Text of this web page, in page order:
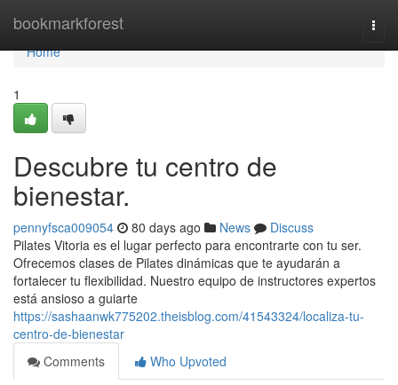
bookmarkforest
Home
Home
1
Descubre tu centro de
bienestar.
pennyfsca009054 80 days ago News
Discuss
Pilates Vitoria es el lugar perfecto para encontrarte con tu ser.
Ofrecemos clases de Pilates dinámicas que te ayudarán a
fortalecer tu flexibilidad. Nuestro equipo de instructores expertos
está ansioso a guiarte
https://sashaanwk775202.theisblog.com/41543324/localiza-tu-
centro-de-bienestar
Comments
Who Upvoted